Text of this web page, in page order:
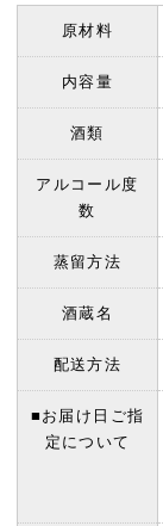
原材料
内容量
酒類
アルコール度
数
蒸留方法
酒蔵名
配送方法
■お届け日ご指
定について